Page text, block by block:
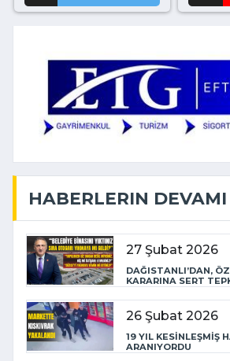
HABERLERIN DEVAMI
27 Şubat 2026
DAĞISTANLI’DAN,
KARARINA SERT
26 Şubat 2026
19 YIL KESİNLEŞMİŞ
ARANIYORDU